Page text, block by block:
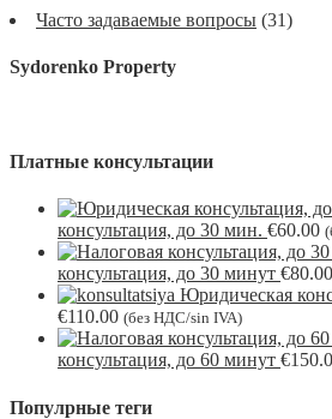
Часто задаваемые вопросы (31)
Sydorenko Property
Платные консультации
консультация, до 30 мин. €60.00
консультация, до 30 минут €80.00
Юридическая
€110.00 (без НДС/sin IVA)
консультация, до 60 минут €
Популрные теги